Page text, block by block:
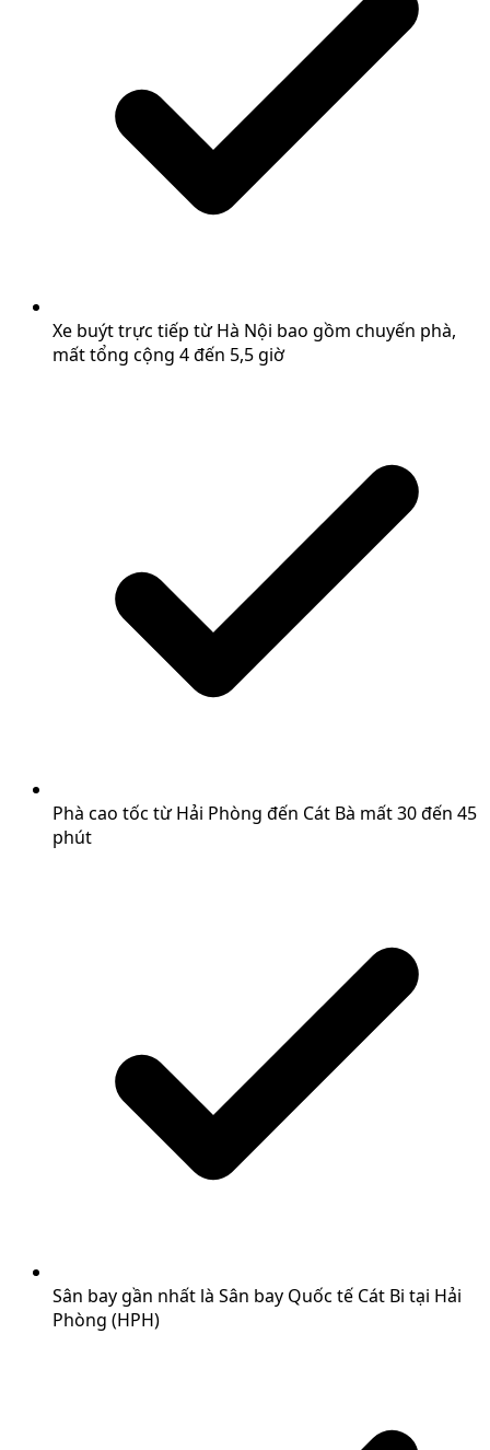
Xe buýt trực tiếp từ Hà Nội bao gồm chuyến phà,
mất tổng cộng 4 đến 5,5 giờ
Phà cao tốc từ Hải Phòng đến Cát Bà mất 30 đến 45
phút
Sân bay gần nhất là Sân bay Quốc tế Cát Bi tại Hải
Phòng (HPH)